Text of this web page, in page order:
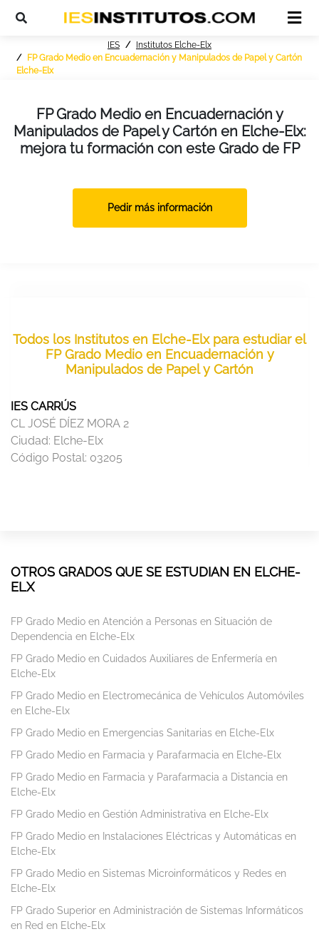
IES
Institutos Elche-Elx
FP Grado Medio en Encuadernación y Manipulados de Papel y Cartón
Elche-Elx
FP Grado Medio en Encuadernación y
Manipulados de Papel y Cartón en Elche-Elx:
mejora tu formación con este Grado de FP
Pedir más información
Todos los Institutos en Elche-Elx para estudiar el
FP Grado Medio en Encuadernación y
Manipulados de Papel y Cartón
IES CARRÚS
CL JOSÉ DÍEZ MORA 2
Ciudad: Elche-Elx
Código Postal: 03205
OTROS GRADOS QUE SE ESTUDIAN EN ELCHE-
ELX
FP Grado Medio en Atención a Personas en Situación de
Dependencia en Elche-Elx
FP Grado Medio en Cuidados Auxiliares de Enfermería en
Elche-Elx
FP Grado Medio en Electromecánica de Vehículos Automóviles
en Elche-Elx
FP Grado Medio en Emergencias Sanitarias en Elche-Elx
FP Grado Medio en Farmacia y Parafarmacia en Elche-Elx
FP Grado Medio en Farmacia y Parafarmacia a Distancia en
Elche-Elx
FP Grado Medio en Gestión Administrativa en Elche-Elx
FP Grado Medio en Instalaciones Eléctricas y Automáticas en
Elche-Elx
FP Grado Medio en Sistemas Microinformáticos y Redes en
Elche-Elx
FP Grado Superior en Administración de Sistemas Informáticos
en Red en Elche-Elx